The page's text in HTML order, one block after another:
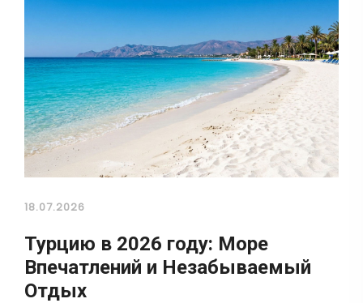
18.07.2026
Турцию в 2026 году: Море
Впечатлений и Незабываемый
Отдых